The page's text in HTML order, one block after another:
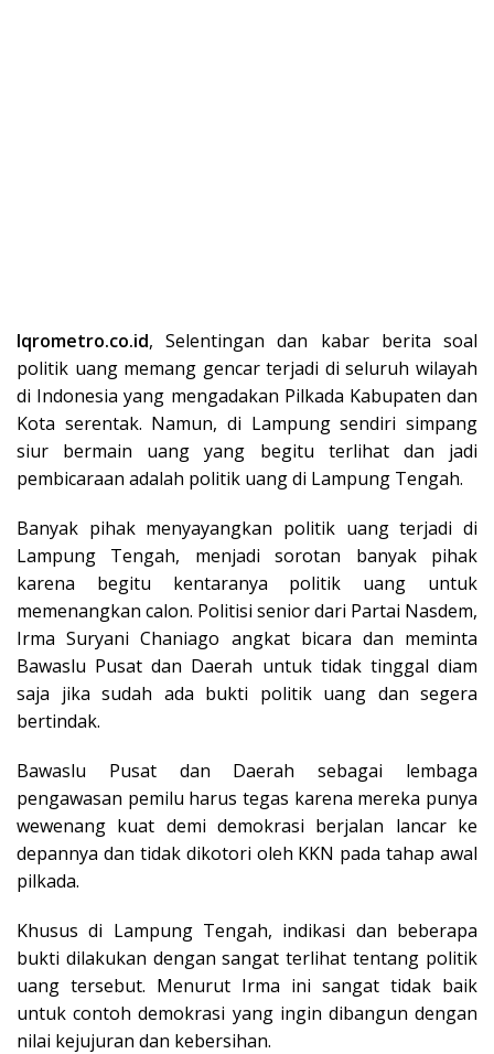
Iqrometro.co.id, Selentingan dan kabar berita soal
politik uang memang gencar terjadi di seluruh wilayah
di Indonesia yang mengadakan Pilkada Kabupaten dan
Kota serentak. Namun, di Lampung sendiri simpang
siur bermain uang yang begitu terlihat dan jadi
pembicaraan adalah politik uang di Lampung Tengah.
Banyak pihak menyayangkan politik uang terjadi di
Lampung Tengah, menjadi sorotan banyak pihak
karena begitu kentaranya politik uang untuk
memenangkan calon. Politisi senior dari Partai Nasdem,
Irma Suryani Chaniago angkat bicara dan meminta
Bawaslu Pusat dan Daerah untuk tidak tinggal diam
saja jika sudah ada bukti politik uang dan segera
bertindak.
Bawaslu Pusat dan Daerah sebagai lembaga
pengawasan pemilu harus tegas karena mereka punya
wewenang kuat demi demokrasi berjalan lancar ke
depannya dan tidak dikotori oleh KKN pada tahap awal
pilkada.
Khusus di Lampung Tengah, indikasi dan beberapa
bukti dilakukan dengan sangat terlihat tentang politik
uang tersebut. Menurut Irma ini sangat tidak baik
untuk contoh demokrasi yang ingin dibangun dengan
nilai kejujuran dan kebersihan.